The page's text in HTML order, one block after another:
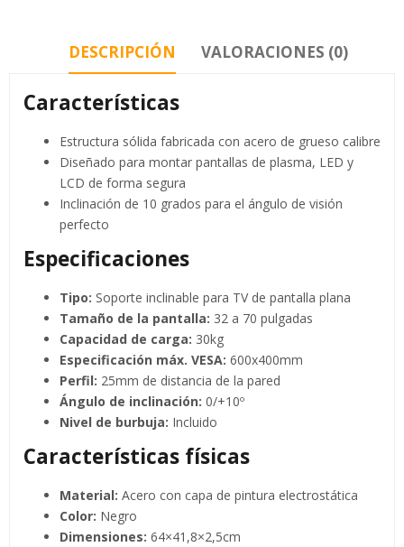
DESCRIPCIÓN VALORACIONES (0)
Características
Estructura sólida fabricada con acero de grueso calibre
Diseñado para montar pantallas de plasma, LED y
LCD de forma segura
Inclinación de 10 grados para el ángulo de visión
perfecto
Especificaciones
Tipo: Soporte inclinable para TV de pantalla plana
Tamaño de la pantalla: 32 a 70 pulgadas
Capacidad de carga: 30kg
Especificación máx. VESA: 600x400mm
Perfil: 25mm de distancia de la pared
Ángulo de inclinación: 0/+10º
Nivel de burbuja: Incluido
Características físicas
Material: Acero con capa de pintura electrostática
Color: Negro
Dimensiones: 64×41,8×2,5cm